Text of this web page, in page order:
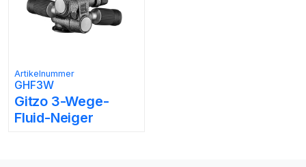
Artikelnummer
GHF3W
Gitzo 3-Wege-
Fluid-Neiger